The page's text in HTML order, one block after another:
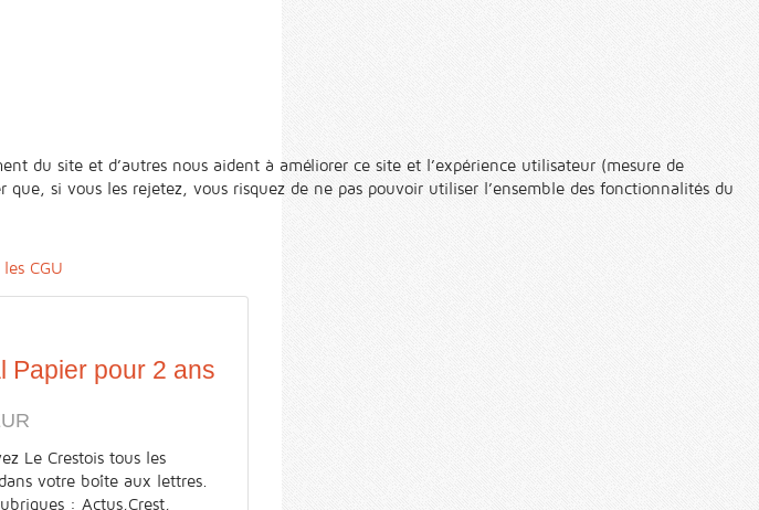
Papier pour 2 ans
Le Crestois tous les
votre boîte aux lettres.
: Actus,Crest,
du site et d’autres nous aident à améliorer ce site et l’expérience utilisateur (mesure de
si vous les rejetez, vous risquez de ne pas pouvoir utiliser l’ensemble des fonctionnalités du
CGU